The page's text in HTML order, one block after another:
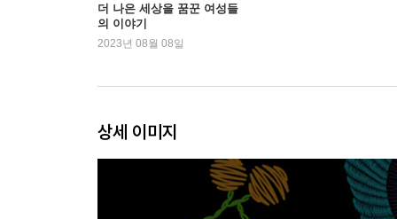
가부장제가 말살한 여성의 인격: 《사씨남정기》
하늘의 선녀라도 시부모의 인정 없이는: 《숙영낭
5. 사랑으로 낡은 세계에 균열을 내다
운명에 도전한 궁녀의 사랑: 《운영전》
계급을 뛰어넘은 사랑의 혁명: 《춘향전》
더 나은 세상을 꿈꾼 여성들
의 이야기
2023년 08월 08일
상세 이미지